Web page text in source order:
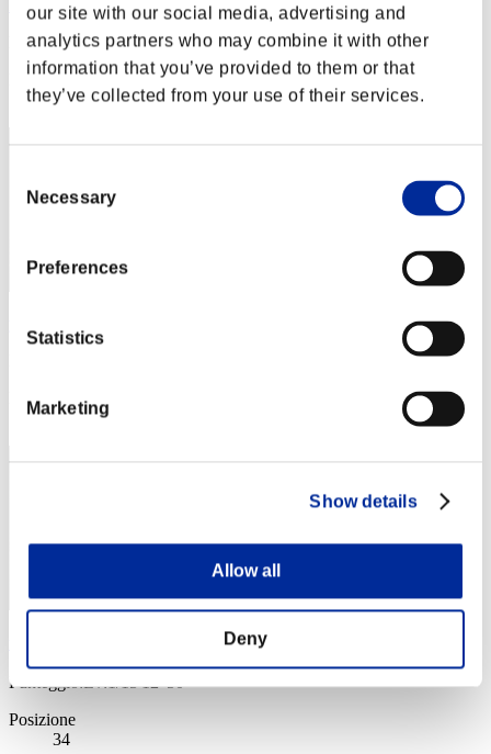
our site with our social media, advertising and
analytics partners who may combine it with other
information that you’ve provided to them or that
they’ve collected from your use of their services.
Selection
Necessary
Preferences
Statistics
Marketing
Show details
Allow all
Deny
Peluche
Punteggio:Lv:1/14'07"36
Posizione
32
Posizione
33
Punteggio:Lv:1/15'12"50
Posizione
34